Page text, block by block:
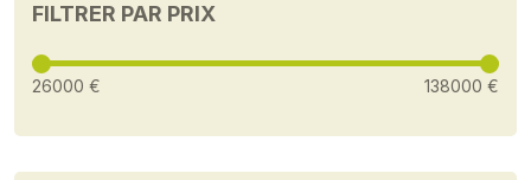
FILTRER PAR PRIX
26000 € 138000 €